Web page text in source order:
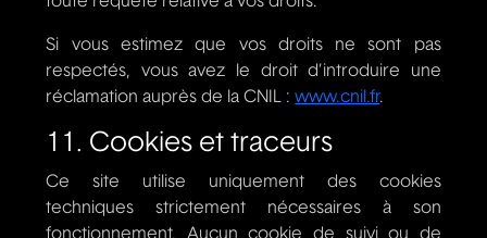
Si vous estimez que vos droits ne sont pas
respectés, vous avez le droit d’introduire une
réclamation auprès de la CNIL :www.cnil.fr.
11. Cookies et traceurs
Ce site utilise uniquement des cookies
techniques strictement nécessaires à son
fonctionnement. Aucun cookie de suivi ou de